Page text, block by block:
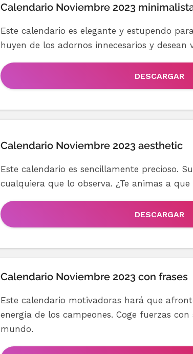
Calendario Noviembre 2023
Este calendario es elegante y estupendo
huyen de los adornos innecesarios y desean
DESCARGAR
Calendario Noviembre 2023 aesthetic
Este calendario es sencillamente precioso.
cualquiera que lo observa. ¿Te animas a que
DESCARGAR
Calendario Noviembre 2023 con frases
Este calendario motivadoras hará que
energía de los campeones. Coge fuerzas
mundo.